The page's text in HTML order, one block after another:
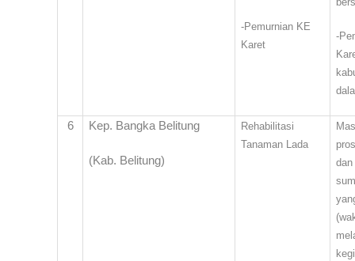
-Pemurnian KE
Karet
-
6 Kep. Bangka Belitung
(Kab. Belitung)
Rehabilitasi
Tanaman Lada